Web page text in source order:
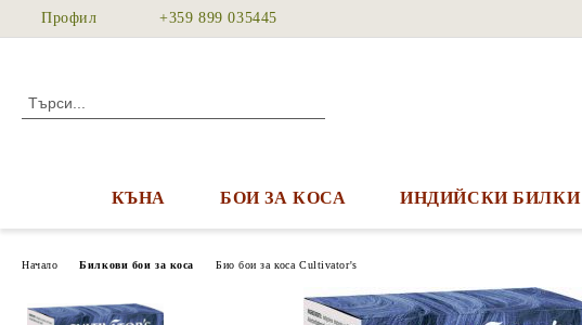
Профил +359 899 035445
КЪНА БОИ ЗА КОСА ИНДИЙСКИ БИЛКИ
Начало Билкови бои за коса Био бои за коса Cultivator's